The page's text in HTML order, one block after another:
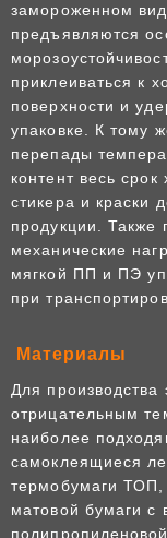
замороженном
предъявляются
приклеиваться к
поверхности и
упаковке. К тому
перепады
контент весь
стикера и краски
продукции. Также
механические
мягкой ПП и ПЭ
при
Материалы
Для производства
отрицательным
наиболее
самоклеящиеся
термобумаги ТОП,
матовой бумаги с